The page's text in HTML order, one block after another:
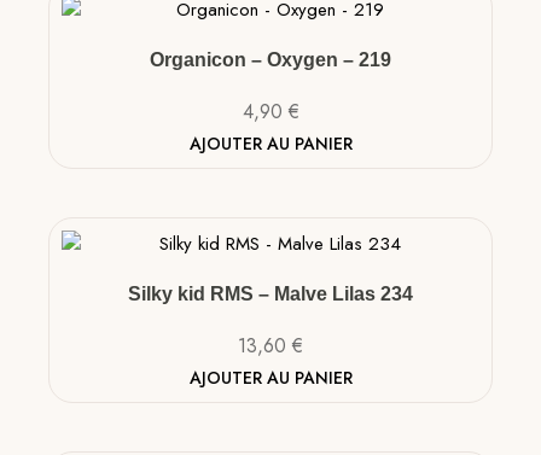
Organicon – Oxygen – 219
4,90 €
AJOUTER AU PANIER
Silky kid RMS – Malve Lilas 234
13,60 €
AJOUTER AU PANIER